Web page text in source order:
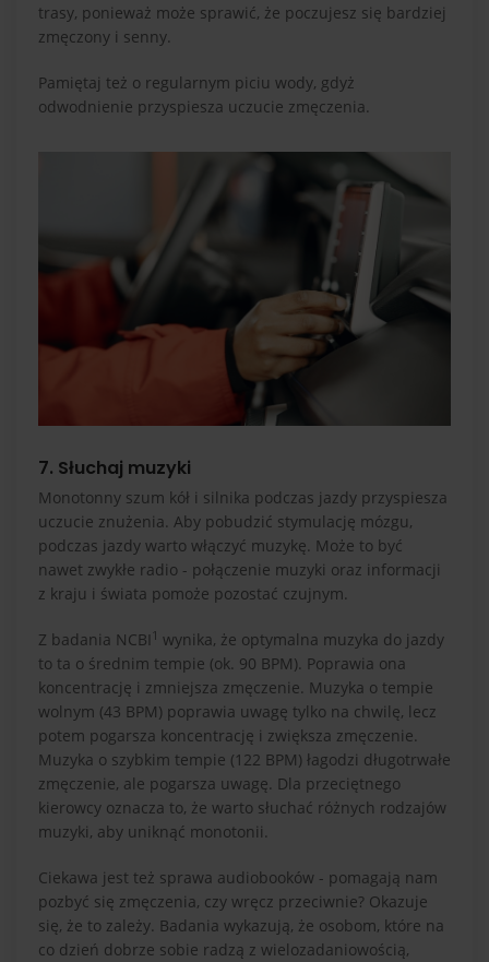
trasy, ponieważ może sprawić, że poczujesz się bardziej
zmęczony i senny.
Pamiętaj też o regularnym piciu wody, gdyż
odwodnienie przyspiesza uczucie zmęczenia.
7. Słuchaj muzyki
Monotonny szum kół i silnika podczas jazdy przyspiesza
uczucie znużenia. Aby pobudzić stymulację mózgu,
podczas jazdy warto włączyć muzykę. Może to być
nawet zwykłe radio - połączenie muzyki oraz informacji
z kraju i świata pomoże pozostać czujnym.
Z badania NCBI 1 wynika, że optymalna muzyka do jazdy
to ta o średnim tempie (ok. 90 BPM). Poprawia ona
koncentrację i zmniejsza zmęczenie. Muzyka o tempie
wolnym (43 BPM) poprawia uwagę tylko na chwilę, lecz
potem pogarsza koncentrację i zwiększa zmęczenie.
Muzyka o szybkim tempie (122 BPM) łagodzi długotrwałe
zmęczenie, ale pogarsza uwagę. Dla przeciętnego
kierowcy oznacza to, że warto słuchać różnych rodzajów
muzyki, aby uniknąć monotonii.
Ciekawa jest też sprawa audiobooków - pomagają nam
pozbyć się zmęczenia, czy wręcz przeciwnie? Okazuje
się, że to zależy. Badania wykazują, że osobom, które na
co dzień dobrze sobie radzą z wielozadaniowością,